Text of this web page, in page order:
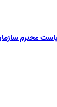
محترم